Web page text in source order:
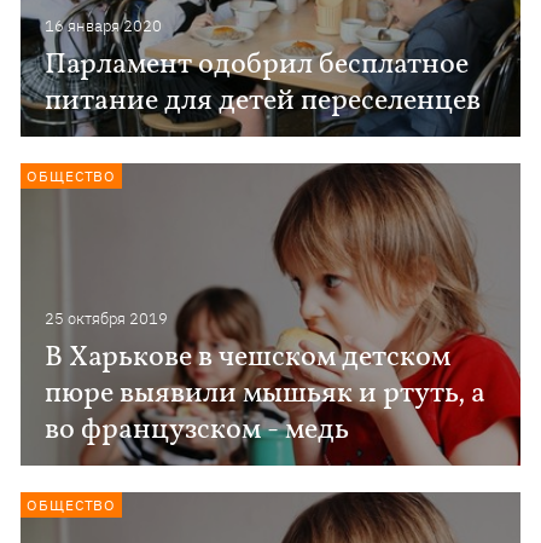
16 января 2020
Парламент одобрил бесплатное
питание для детей переселенцев
25 октября 2019
В Харькове в чешском детском
пюре выявили мышьяк и ртуть, а
во французском - медь
ОБЩЕСТВО
ОБЩЕСТВО